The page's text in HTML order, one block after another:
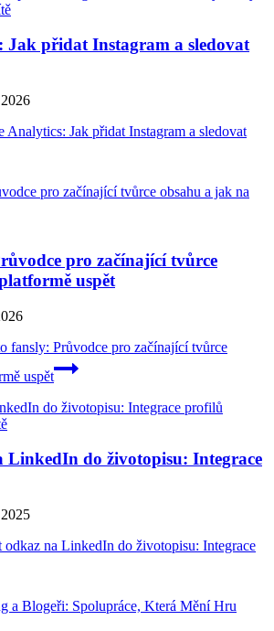
Jak přidat Instagram a sledovat
Analytics: Jak přidat Instagram a sledovat
pro začínající tvůrce
uspět
fansly: Průvodce pro začínající tvůrce
uspět
LinkedIn do životopisu: Integrace
odkaz na LinkedIn do životopisu: Integrace